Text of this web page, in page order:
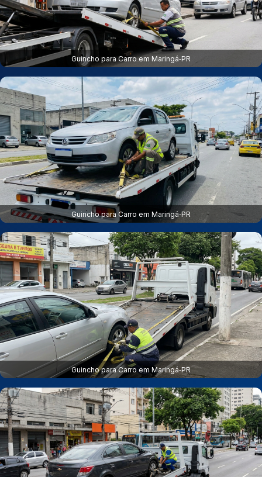
Guincho para Carro em Maringá‑PR
Guincho para Carro em Maringá‑PR
Guincho para Carro em Maringá‑PR